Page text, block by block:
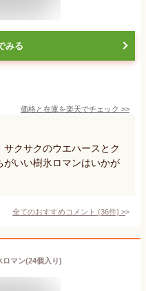
みる
価格と在庫を楽天でチェック >>
クサクのウエハースとク
がいい樹氷ロマンはいかが
全てのおすすめコメント (36件) >
ロマン(24個入り)